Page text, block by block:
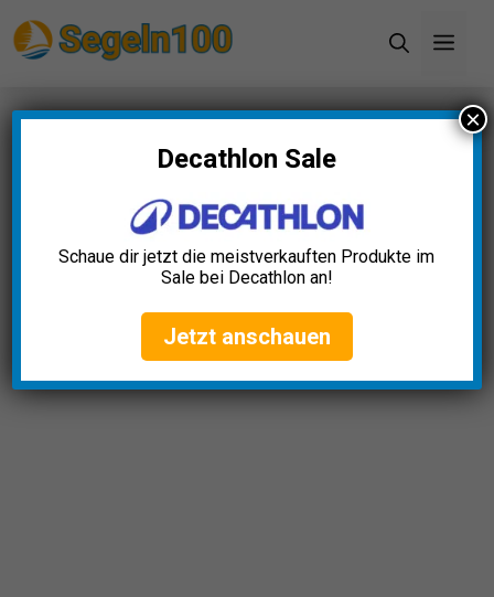
Inhalt
Startseite»Blog»Kajaktrockensack Wasserdicht
Test: Die 5 besten (Bestenliste)
Kajaktrockensack
Wasserdicht Test: Die 5
besten (Bestenliste)
Decathlon Sale
Schaue dir jetzt die meistverkauften Produkte im
Sale bei Decathlon an!
Jetzt anschauen
×